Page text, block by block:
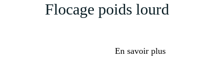
Flocage poids lourd
En savoir plus